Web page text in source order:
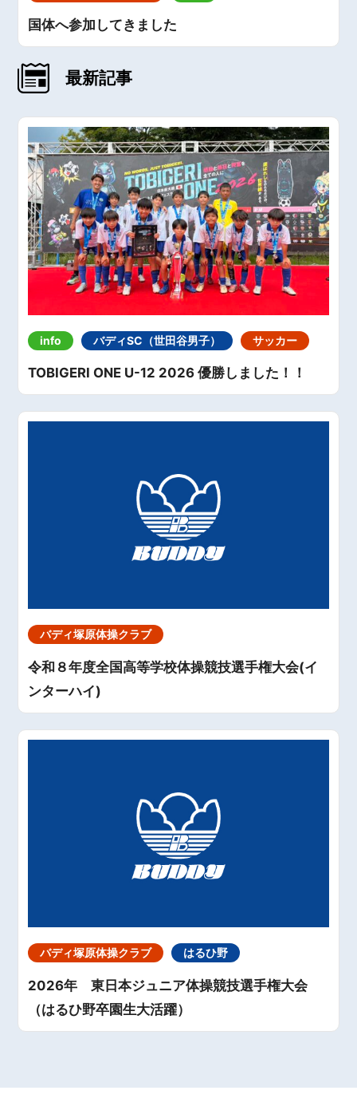
国体へ参加してきました
最新記事
info バディSC（世田谷男子） サッカー
TOBIGERI ONE U-12 2026 優勝しました！！
バディ塚原体操クラブ
令和８年度全国高等学校体操競技選手権大会(イ
ンターハイ)
バディ塚原体操クラブ はるひ野
2026年 東日本ジュニア体操競技選手権大会
（はるひ野卒園生大活躍）